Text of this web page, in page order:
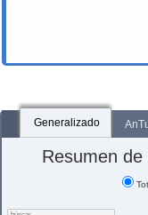
Generalizado
Resumen